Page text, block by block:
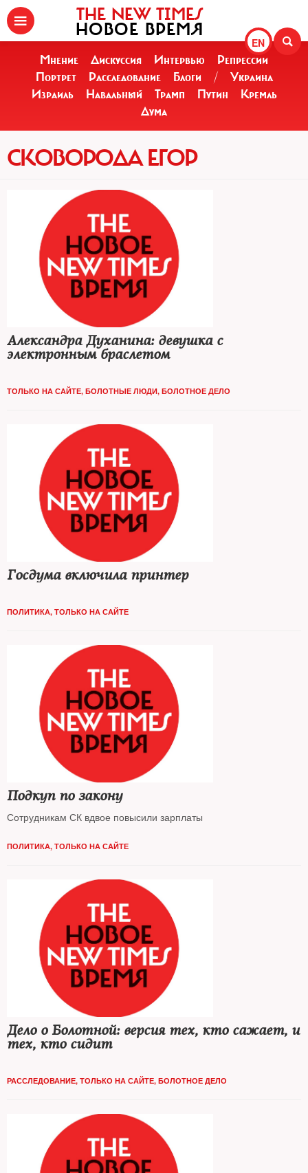
EN
THE NEW TIMES
НОВОЕ ВРЕМЯ
Мнение Дискуссия Интервью
Репрессии
Портрет
Расследование Блоги /
Украина
Израиль
Навальный Трамп Путин
Кремль
Дума
СКОВОРОДА ЕГОР
Александра Духанина: девушка с
электронным браслетом
ТОЛЬКО НА САЙТЕ, БОЛОТНЫЕ ЛЮДИ, БОЛОТНОЕ ДЕЛО
Госдума включила принтер
ПОЛИТИКА, ТОЛЬКО НА САЙТЕ
Подкуп по закону
Сотрудникам СК вдвое повысили зарплаты
ПОЛИТИКА, ТОЛЬКО НА САЙТЕ
Дело о Болотной: версия тех, кто сажает, и
тех, кто сидит
РАССЛЕДОВАНИЕ, ТОЛЬКО НА САЙТЕ, БОЛОТНОЕ ДЕЛО